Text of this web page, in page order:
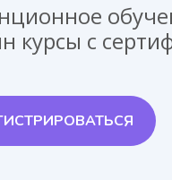
курсы с